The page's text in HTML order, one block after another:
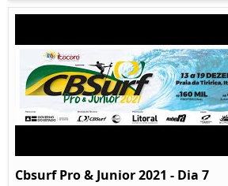
Cbsurf Pro & Junior 2021 - Dia 7